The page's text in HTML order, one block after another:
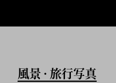
風景 • 旅行写真